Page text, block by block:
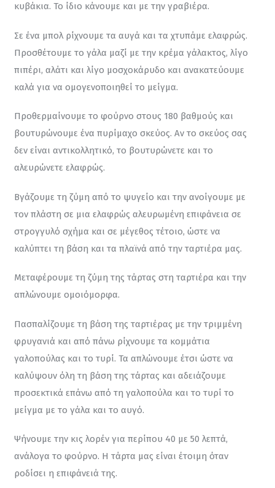
κυβάκια. Το ίδιο κάνουμε και με την γραβιέρα.
Σε ένα μπολ ρίχνουμε τα αυγά και τα χτυπάμε ελαφρώς.
Προσθέτουμε το γάλα μαζί με την κρέμα γάλακτος, λίγο
πιπέρι, αλάτι και λίγο μοσχοκάρυδο και ανακατεύουμε
καλά για να ομογενοποιηθεί το μείγμα.
Προθερμαίνουμε το φούρνο στους 180 βαθμούς και
βουτυρώνουμε ένα πυρίμαχο σκεύος. Αν το σκεύος σας
δεν είναι αντικολλητικό, το βουτυρώνετε και το
αλευρώνετε ελαφρώς.
Βγάζουμε τη ζύμη από το ψυγείο και την ανοίγουμε με
τον πλάστη σε μια ελαφρώς αλευρωμένη επιφάνεια σε
στρογγυλό σχήμα και σε μέγεθος τέτοιο, ώστε να
καλύπτει τη βάση και τα πλαϊνά από την ταρτιέρα μας.
Μεταφέρουμε τη ζύμη της τάρτας στη ταρτιέρα και την
απλώνουμε ομοιόμορφα.
Πασπαλίζουμε τη βάση της ταρτιέρας με την τριμμένη
φρυγανιά και από πάνω ρίχνουμε τα κομμάτια
γαλοπούλας και το τυρί. Τα απλώνουμε έτσι ώστε να
καλύψουν όλη τη βάση της τάρτας και αδειάζουμε
προσεκτικά επάνω από τη γαλοπούλα και το τυρί το
μείγμα με το γάλα και το αυγό.
Ψήνουμε την κις λορέν για περίπου 40 με 50 λεπτά,
ανάλογα το φούρνο. Η τάρτα μας είναι έτοιμη όταν
ροδίσει η επιφάνειά της.